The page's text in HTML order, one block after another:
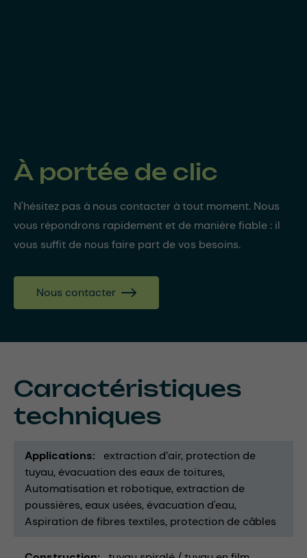
À portée de clic
N'hésitez pas à nous contacter à tout moment. Nous
vous répondrons rapidement et de manière fiable : il
vous suffit de nous faire part de vos besoins.
Nous contacter
Caractéristiques
techniques
Applications extraction d’air protection de
tuyau évacuation des eaux de toitures
Automatisation et robotique extraction de
poussières eaux usées évacuation d'eau
Aspiration de fibres textiles protection de câbles